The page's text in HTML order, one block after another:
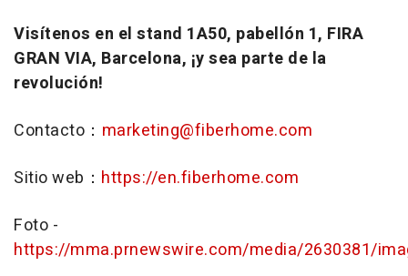
Visítenos en el stand 1A50, pabellón 1, FIRA
GRAN VIA, Barcelona, ¡y sea parte de la
revolución!
Contacto： marketing@fiberhome.com
Sitio web： https://en.fiberhome.com
Foto -
https://mma.prnewswire.com/media/2630381/